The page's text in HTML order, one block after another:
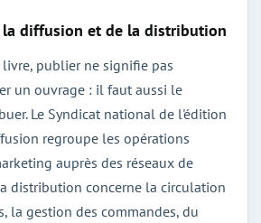
la diffusion et de la distribution
publier ne signifie pas
un ouvrage : il faut aussi le
Le Syndicat national de l'édition
regroupe les opérations
auprès des réseaux de
distribution concerne la circulation
la gestion des commandes, du